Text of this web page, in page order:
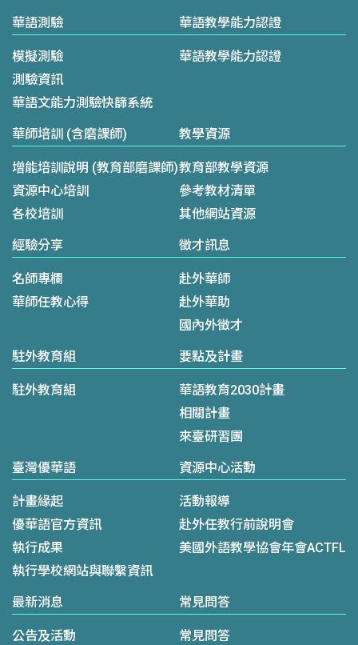
華語測驗
模擬測驗
測驗資訊
華語文能力測驗快篩系統
華語教學能力認證
華語教學能力認證
華師培訓 (含磨課師)
增能培訓說明 (教育部磨課師)
資源中心培訓
各校培訓
教學資源
教育部教學資源
參考教材清單
其他網站資源
經驗分享
名師專欄
華師任教心得
徵才訊息
赴外華師
赴外華助
國內外徵才
駐外教育組
駐外教育組
要點及計畫
華語教育2030計畫
相關計畫
來臺研習團
臺灣優華語
計畫緣起
優華語官方資訊
執行成果
執行學校網站與聯繫資訊
資源中心活動
活動報導
赴外任教行前說明會
美國外語教學協會年會ACTFL
最新消息
公告及活動
常見問答
常見問答